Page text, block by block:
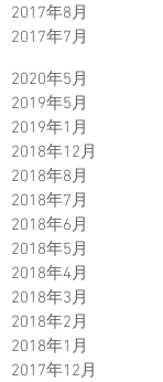
2017年8月
2017年7月
2020年5月
2019年5月
2019年1月
2018年12月
2018年8月
2018年7月
2018年6月
2018年5月
2018年4月
2018年3月
2018年2月
2018年1月
2017年12月